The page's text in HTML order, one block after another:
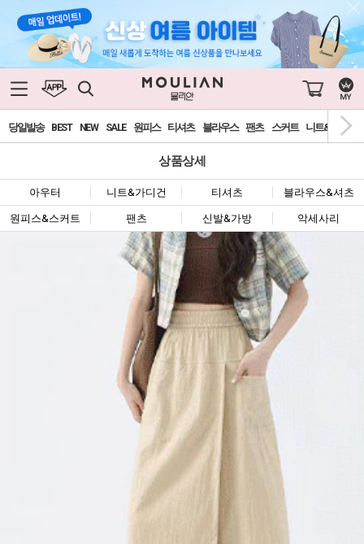
당일발송 BEST NEW SALE 원피스 티셔츠 블라우스 팬츠 스커트 니트&가디건
상품상세
아우터 니트&가디건 티셔츠 블라우스&셔츠
원피스&스커트 팬츠 신발&가방 악세사리